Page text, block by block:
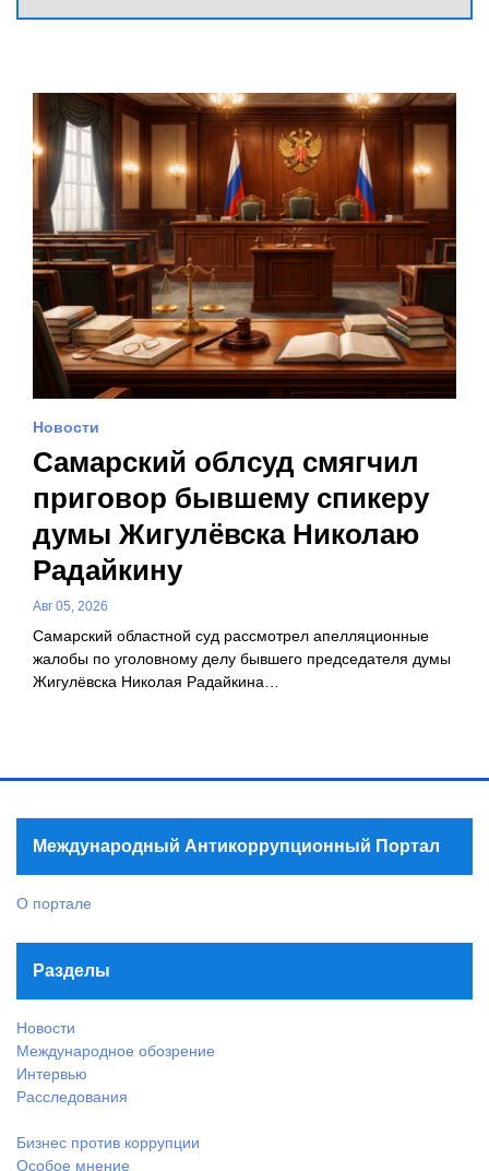
Новости
Самарский облсуд смягчил
приговор бывшему спикеру
думы Жигулёвска Николаю
Радайкину
Авг 05, 2026
Самарский областной суд рассмотрел апелляционные
жалобы по уголовному делу бывшего председателя думы
Жигулёвска Николая Радайкина…
Международный Антикоррупционный Портал
О портале
Разделы
Новости
Международное обозрение
Интервью
Расследования
Бизнес против коррупции
Особое мнение